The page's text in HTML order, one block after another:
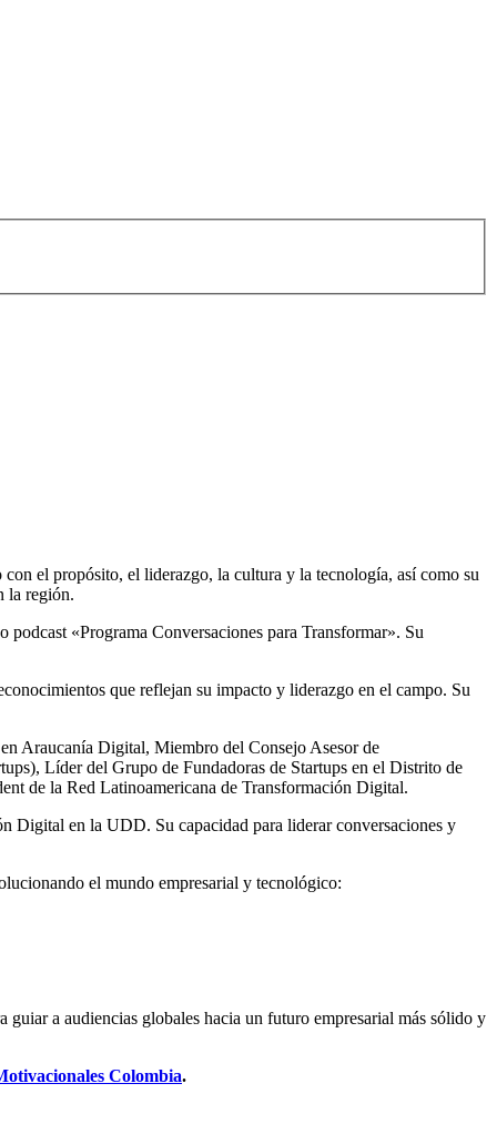
el propósito, el liderazgo, la cultura y la tecnología, así como su
la región.
«Programa Conversaciones para Transformar». Su
que reflejan su impacto y liderazgo en el campo. Su
Araucanía Digital, Miembro del Consejo Asesor de
Líder del Grupo de Fundadoras de Startups en el Distrito de
de la Red Latinoamericana de Transformación Digital.
en la UDD. Su capacidad para liderar conversaciones y
el mundo empresarial y tecnológico:
a audiencias globales hacia un futuro empresarial más sólido y
Colombia.